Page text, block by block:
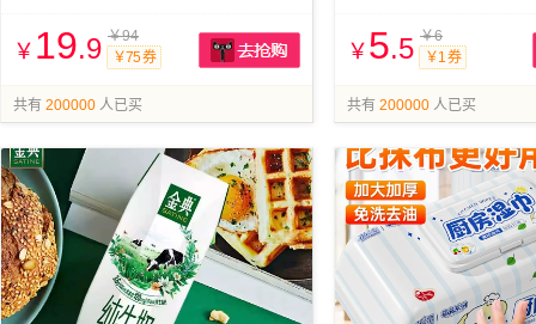
￥ 19.9 ￥94
￥75 券
共有 200000 人已买
￥ 5.5 ￥6
￥1 券
共有 200000 人已买